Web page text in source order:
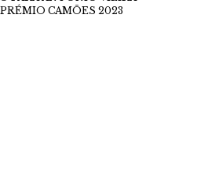
CAMÕES 2023